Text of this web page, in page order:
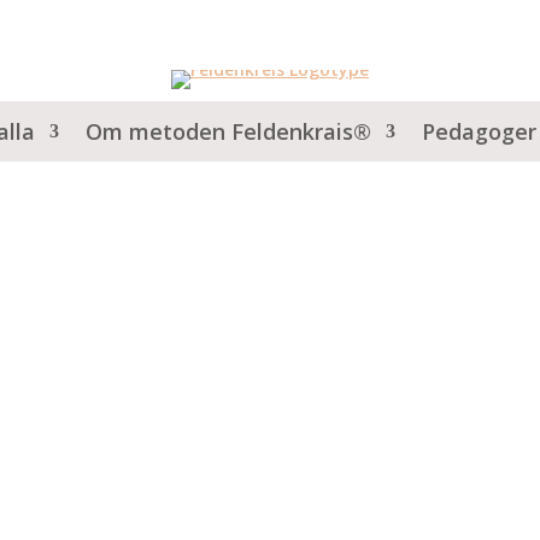
Om metoden Feldenkrais® Pedagoger